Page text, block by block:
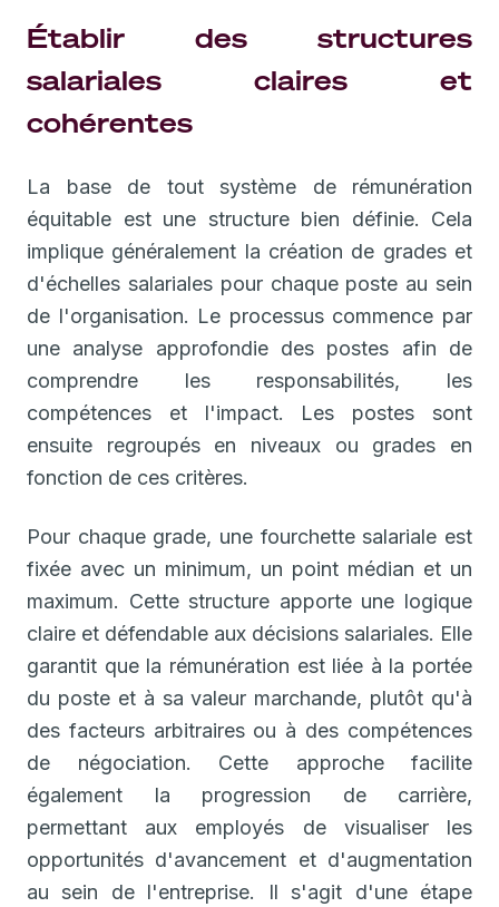
Établir des structures
salariales claires et
cohérentes
La base de tout système de rémunération
équitable est une structure bien définie. Cela
implique généralement la création de grades et
d'échelles salariales pour chaque poste au sein
de l'organisation. Le processus commence par
une analyse approfondie des postes afin de
comprendre les responsabilités, les
compétences et l'impact. Les postes sont
ensuite regroupés en niveaux ou grades en
fonction de ces critères.
Pour chaque grade, une fourchette salariale est
fixée avec un minimum, un point médian et un
maximum. Cette structure apporte une logique
claire et défendable aux décisions salariales. Elle
garantit que la rémunération est liée à la portée
du poste et à sa valeur marchande, plutôt qu'à
des facteurs arbitraires ou à des compétences
de négociation. Cette approche facilite
également la progression de carrière,
permettant aux employés de visualiser les
opportunités d'avancement et d'augmentation
au sein de l'entreprise. Il s'agit d'une étape